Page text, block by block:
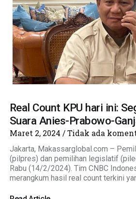
Real Count KPU hari ini:
Suara Anies-Prabowo-
Maret 2, 2024 Tidak ada
Jakarta, Makassarglobal.com –
(pilpres) dan pemilihan legislatif
Rabu (14/2/2024). Tim CNBC
merangkum hasil real count terkini